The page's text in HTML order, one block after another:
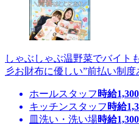
しゃぶしゃぶ温野菜でバイ
彡お財布に優しい”前払い制
ホールスタッフ 時給1,300
キッチンスタッフ 時給
皿洗い・洗い場時給1,300